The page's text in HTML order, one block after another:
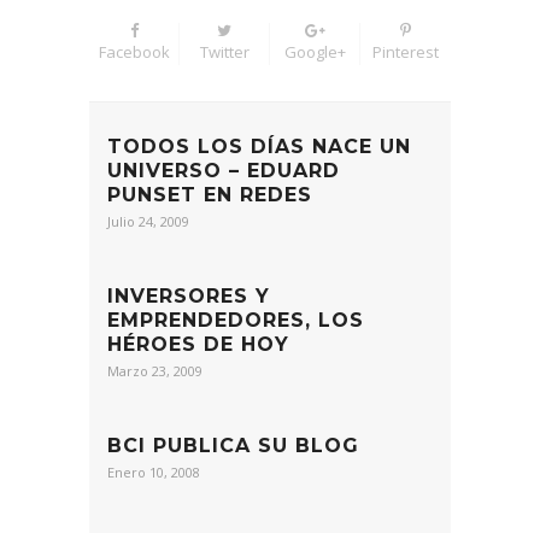
Facebook Twitter Google+ Pinterest
TODOS LOS DÍAS NACE UN
UNIVERSO – EDUARD
PUNSET EN REDES
Julio 24, 2009
INVERSORES Y
EMPRENDEDORES, LOS
HÉROES DE HOY
Marzo 23, 2009
BCI PUBLICA SU BLOG
Enero 10, 2008